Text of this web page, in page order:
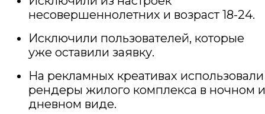
несовершеннолетних и возраст 18-24.
Исключили пользователей, которые
уже оставили заявку.
На рекламных креативах использовали
рендеры жилого комплекса в ночном и
дневном виде.